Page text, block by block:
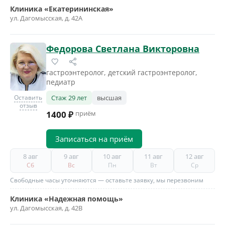
Клиника «Екатерининская»
ул. Дагомысская, д. 42А
Оставить
отзыв
Федорова Светлана Викторовна
гастроэнтеролог, детский гастроэнтеролог,
педиатр
Стаж 29 лет высшая
1400 ₽ приём
Записаться на приём
8 авг
Сб
9 авг
Вс
10 авг
Пн
11 авг
Вт
12 авг
Ср
Свободные часы уточняются — оставьте заявку, мы перезвоним
Клиника «Надежная помощь»
ул. Дагомысская, д. 42В